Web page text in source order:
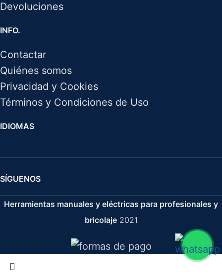
Devoluciones
INFO.
Contactar
Quiénes somos
Privacidad y Cookies
Términos y Condiciones de Uso
IDIOMAS
SÍGUENOS
Herramientas manuales y eléctricas para profesionales y
bricolaje 2021